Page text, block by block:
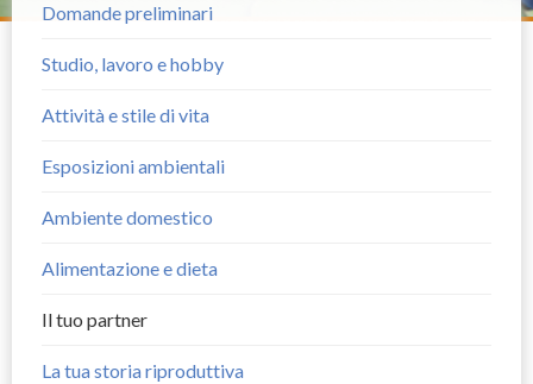
Domande preliminari
Studio, lavoro e hobby
Attività e stile di vita
Esposizioni ambientali
Ambiente domestico
Alimentazione e dieta
Il tuo partner
La tua storia riproduttiva